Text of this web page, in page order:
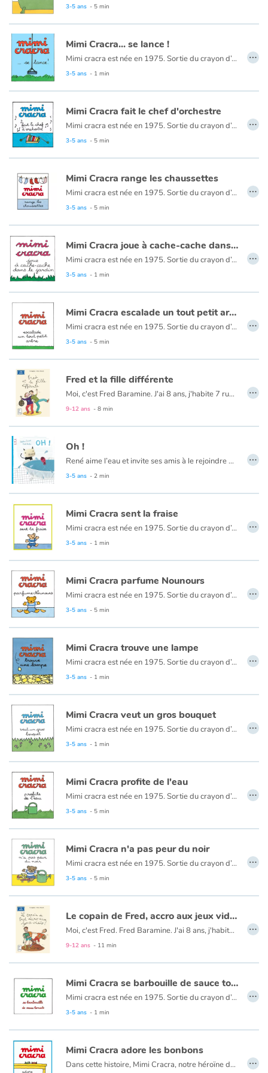
Documentaires
En famille
Quotidien et loisirs
À l'école
Fêtes et évènements
Amour et amitié
Sujets de société
Émotions et sentiments
Formats et illustrations
Catalogue anglais
Contraste +
Aide
Accueil
Famille
Écoles
Médiathèques
Vidéos & Tutoriaux
Blog
Actualités
Par thématique
Rencontres et témoignages
Contes d'ici et d'ailleurs
Autour de la lecture
Apprendre à lire
Livre audio
Activités et ateliers
Apprendre les langues
Dyslexie, troubles de la lecture
Nos listes de lecture
Les plus lus
Coups de coeur
3-5 ans - 5 min
Mimi Cracra... se lance !
Mimi cracra est née en 1975. Sortie du crayon d’Agnès Rosenstiehl pour le magazine “Pomme d’api”, cette petite fille aux joues roses et cheveux bruns à laquelle il est facile de s’identifier nous entraîne avec humour dans ses aventures quotidiennes.
3-5 ans - 1 min
…
Mimi Cracra fait le chef d'orchestre
Mimi cracra est née en 1975. Sortie du crayon d’Agnès Rosenstiehl pour le magazine “Pomme d’api”, cette petite fille aux joues roses et cheveux bruns à laquelle il est facile de s’identifier nous entraîne avec humour dans ses aventures quotidiennes.
3-5 ans - 5 min
…
Mimi Cracra range les chaussettes
Mimi cracra est née en 1975. Sortie du crayon d’Agnès Rosenstiehl pour le magazine “Pomme d’api”, cette petite fille aux joues roses et cheveux bruns à laquelle il est facile de s’identifier nous entraîne avec humour dans ses aventures quotidiennes.
3-5 ans - 5 min
…
Mimi Cracra joue à cache-cache dans le jardin
Mimi cracra est née en 1975. Sortie du crayon d’Agnès Rosenstiehl pour le magazine “Pomme d’api”, cette petite fille aux joues roses et cheveux bruns à laquelle il est facile de s’identifier nous entraîne avec humour dans ses aventures quotidiennes.
3-5 ans - 1 min
…
Mimi Cracra escalade un tout petit arbre
Mimi cracra est née en 1975. Sortie du crayon d’Agnès Rosenstiehl pour le magazine “Pomme d’api”, cette petite fille aux joues roses et cheveux bruns à laquelle il est facile de s’identifier nous entraîne avec humour dans ses aventures quotidiennes.
3-5 ans - 5 min
…
Fred et la fille différente
Moi, c'est Fred Baramine. J'ai 8 ans, j'habite 7 rue Cénou. Samedi, la journée avait super bien commencé : avec Maman, on regardait les dessins animés... jusqu'à ce que sa cousine Caroline arrive avec sa fille ! Elle était - comment dire ? - différente. On m'a expliqué qu'elle était née avec « la trisomie 21 »...
9-12 ans - 8 min
…
Oh !
René aime l’eau et invite ses amis à le rejoindre dans son bain jusqu’à ce que la grosse baleine, qui elle aussi aime bien l’eau, arrive...
3-5 ans - 2 min
…
Mimi Cracra sent la fraise
Mimi cracra est née en 1975. Sortie du crayon d’Agnès Rosenstiehl pour le magazine “Pomme d’api”, cette petite fille aux joues roses et cheveux bruns à laquelle il est facile de s’identifier nous entraîne avec humour dans ses aventures quotidiennes.
3-5 ans - 1 min
…
Mimi Cracra parfume Nounours
Mimi cracra est née en 1975. Sortie du crayon d’Agnès Rosenstiehl pour le magazine “Pomme d’api”, cette petite fille aux joues roses et cheveux bruns à laquelle il est facile de s’identifier nous entraîne avec humour dans ses aventures quotidiennes.
3-5 ans - 5 min
…
Mimi Cracra trouve une lampe
Mimi cracra est née en 1975. Sortie du crayon d’Agnès Rosenstiehl pour le magazine “Pomme d’api”, cette petite fille aux joues roses et cheveux bruns à laquelle il est facile de s’identifier nous entraîne avec humour dans ses aventures quotidiennes.
3-5 ans - 1 min
…
Mimi Cracra veut un gros bouquet
Mimi cracra est née en 1975. Sortie du crayon d’Agnès Rosenstiehl pour le magazine “Pomme d’api”, cette petite fille aux joues roses et cheveux bruns à laquelle il est facile de s’identifier nous entraîne avec humour dans ses aventures quotidiennes.
3-5 ans - 1 min
…
Mimi Cracra profite de l'eau
Mimi cracra est née en 1975. Sortie du crayon d’Agnès Rosenstiehl pour le magazine “Pomme d’api”, cette petite fille aux joues roses et cheveux bruns à laquelle il est facile de s’identifier nous entraîne avec humour dans ses aventures quotidiennes.
3-5 ans - 5 min
…
Mimi Cracra n'a pas peur du noir
Mimi cracra est née en 1975. Sortie du crayon d’Agnès Rosenstiehl pour le magazine “Pomme d’api”, cette petite fille aux joues roses et cheveux bruns à laquelle il est facile de s’identifier nous entraîne avec humour dans ses aventures quotidiennes.
3-5 ans - 5 min
…
Le copain de Fred, accro aux jeux vidéo !
Moi, c'est Fred. Fred Baramine. J'ai 8 ans, j'habite 7 rue Cénou. Le week-end dernier, j'ai proposé à mon meilleur copain, Mouloud, de faire une super partie de pique-nique-foot. Mais, bizarre, il a refusé... Il faut dire qu'il avait un nouveau jeu vidéo vraiment génial, mais bon, c'était pas une raison pour faire comme si j'existais plus !
9-12 ans - 11 min
…
Mimi Cracra se barbouille de sauce tomate
Mimi cracra est née en 1975. Sortie du crayon d’Agnès Rosenstiehl pour le magazine “Pomme d’api”, cette petite fille aux joues roses et cheveux bruns à laquelle il est facile de s’identifier nous entraîne avec humour dans ses aventures quotidiennes.
3-5 ans - 1 min
…
Mimi Cracra adore les bonbons
Dans cette histoire, Mimi Cracra, notre héroïne de Pomme d'Api, fait face à un choix cornélien : le bonbon rouge ou le bonbon vert ? …